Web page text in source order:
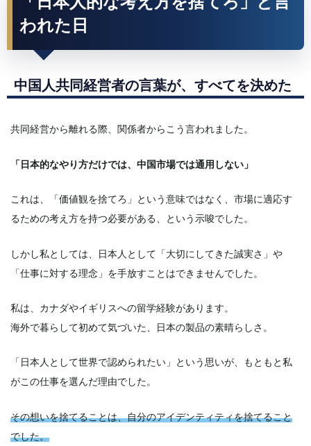
われた日
中国人共同経営者の言葉が、すべてを決めた
共同経営から離れる際、関係者からこう言われました。
「日本的なやり方だけでは、中国市場では通用しない」
これは、「価値観を捨てろ」という意味ではなく、市場に適応す
るための考え方を持つ必要がある、という示唆でした。
しかし私としては、日本人として「大切にしてきた誠実さ」や
「仕事に対する理念」を手放すことはできませんでした。
私は、カナダやイギリスへの留学経験があります。
海外で暮らして初めて気づいた、日本の製品の素晴らしさ。
「日本人として世界で認められたい」という思いが、もともと私
がこの仕事を選んだ理由でした。
その想いを捨てることは、自分のアイデンティティを捨てること
でした。